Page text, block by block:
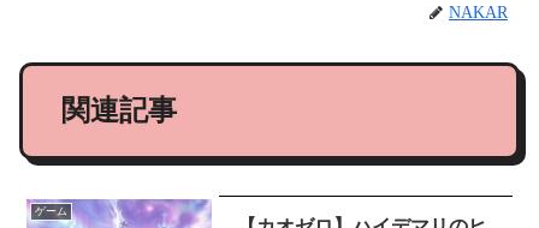
NAKAR
関連記事
ゲーム